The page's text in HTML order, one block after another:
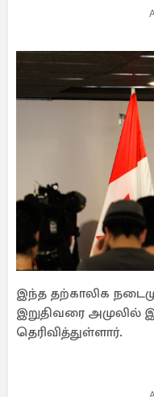
இந்த தற்காலிக
இறுதிவரை அமுலில்
தெரிவித்துள்ளார்.